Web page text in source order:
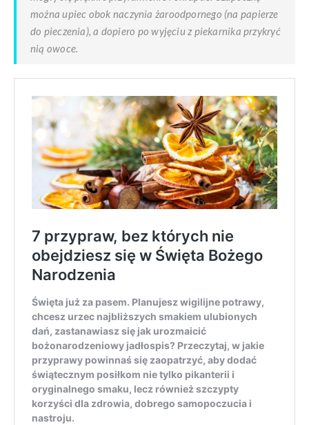
można upiec obok naczynia żaroodpornego (na papierze
do pieczenia), a dopiero po wyjęciu z piekarnika przykryć
nią owoce.